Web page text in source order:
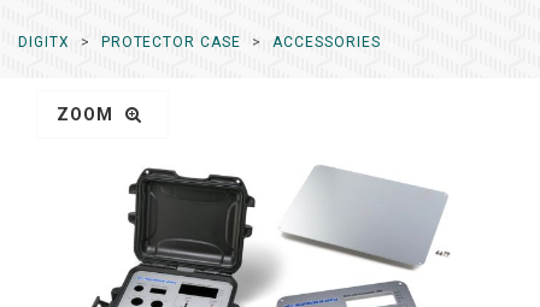
DIGITX PROTECTOR CASE ACCESSORIES
ZOOM